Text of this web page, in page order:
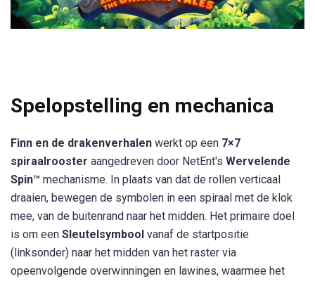
Spelopstelling en mechanica
Finn en de drakenverhalen werkt op een 7×7
spiraalrooster aangedreven door NetEnt's Wervelende
Spin™ mechanisme. In plaats van dat de rollen verticaal
draaien, bewegen de symbolen in een spiraal met de klok
mee, van de buitenrand naar het midden. Het primaire doel
is om een Sleutelsymbool vanaf de startpositie
(linksonder) naar het midden van het raster via
opeenvolgende overwinningen en lawines, waarmee het